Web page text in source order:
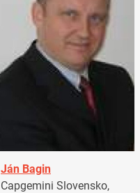
Ján Bagin
Capgemini Slovensko,